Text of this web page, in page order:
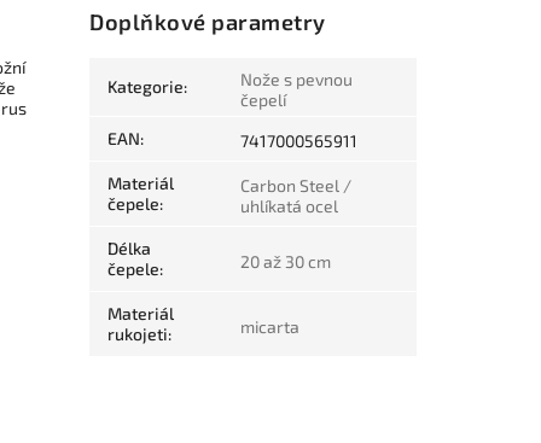
Doplňkové parametry
Kategorie:
Nože s pevnou
čepelí
EAN: 7417000565911
Materiál
čepele:
Carbon Steel /
uhlíkatá ocel
Délka
čepele: 20 až 30 cm
Materiál
rukojeti: micarta